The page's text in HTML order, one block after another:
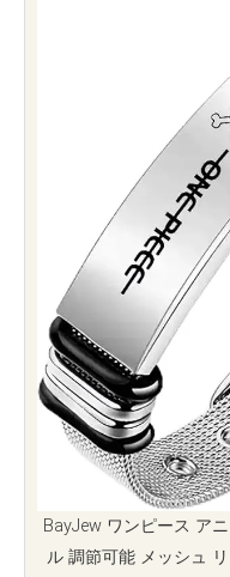
BayJew ワンピース ア
ル 調節可能 メッシュ